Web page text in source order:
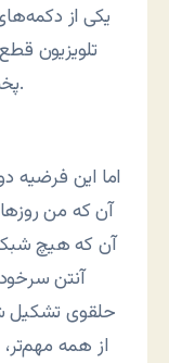
یکی از
تلویزیون
پخش می‌شد، فقط صدایش را می‌شنیدم.
اما این فرضیه
آن که من
آن که هیچ
آنتن
حلقوی تشکیل
از همه